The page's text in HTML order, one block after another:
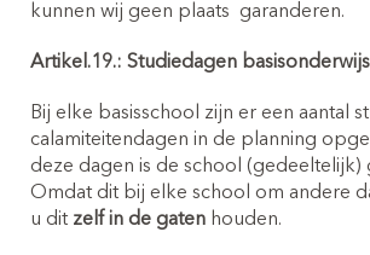
kunnen wij geen plaats garanderen.
Artikel.19.: Studiedagen basisonderwijs
Bij elke basisschool zijn er een aantal
calamiteitendagen in de planning
deze dagen is de school (gedeeltelijk)
Omdat dit bij elke school om andere
u dit zelf in de gaten houden.